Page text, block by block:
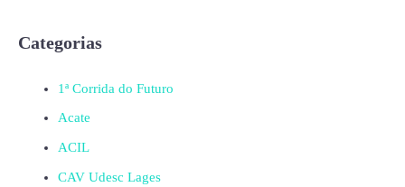
Categorias
1ª Corrida do Futuro
Acate
ACIL
CAV Udesc Lages